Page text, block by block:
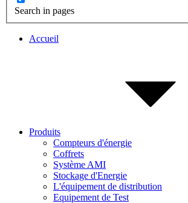
Search in pages
Accueil
Produits
Compteurs d'énergie
Coffrets
Système AMI
Stockage d'Energie
L'équipement de distribution
Equipement de Test